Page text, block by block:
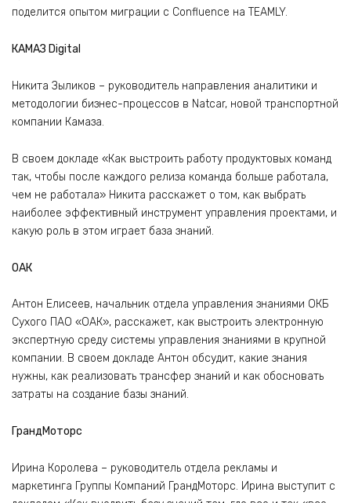
поделится опытом миграции с Confluence на TEAMLY.
КАМАЗ Digital
Никита Зыликов – руководитель направления аналитики и
методологии бизнес-процессов в Natcar, новой транспортной
компании Камаза.
В своем докладе «Как выстроить работу продуктовых команд
так, чтобы после каждого релиза команда больше работала,
чем не работала» Никита расскажет о том, как выбрать
наиболее эффективный инструмент управления проектами, и
какую роль в этом играет база знаний.
ОАК
Антон Елисеев, начальник отдела управления знаниями ОКБ
Сухого ПАО «ОАК», расскажет, как выстроить электронную
экспертную среду системы управления знаниями в крупной
компании. В своем докладе Антон обсудит, какие знания
нужны, как реализовать трансфер знаний и как обосновать
затраты на создание базы знаний.
ГрандМоторс
Ирина Королева – руководитель отдела рекламы и
маркетинга Группы Компаний ГрандМоторс. Ирина выступит с